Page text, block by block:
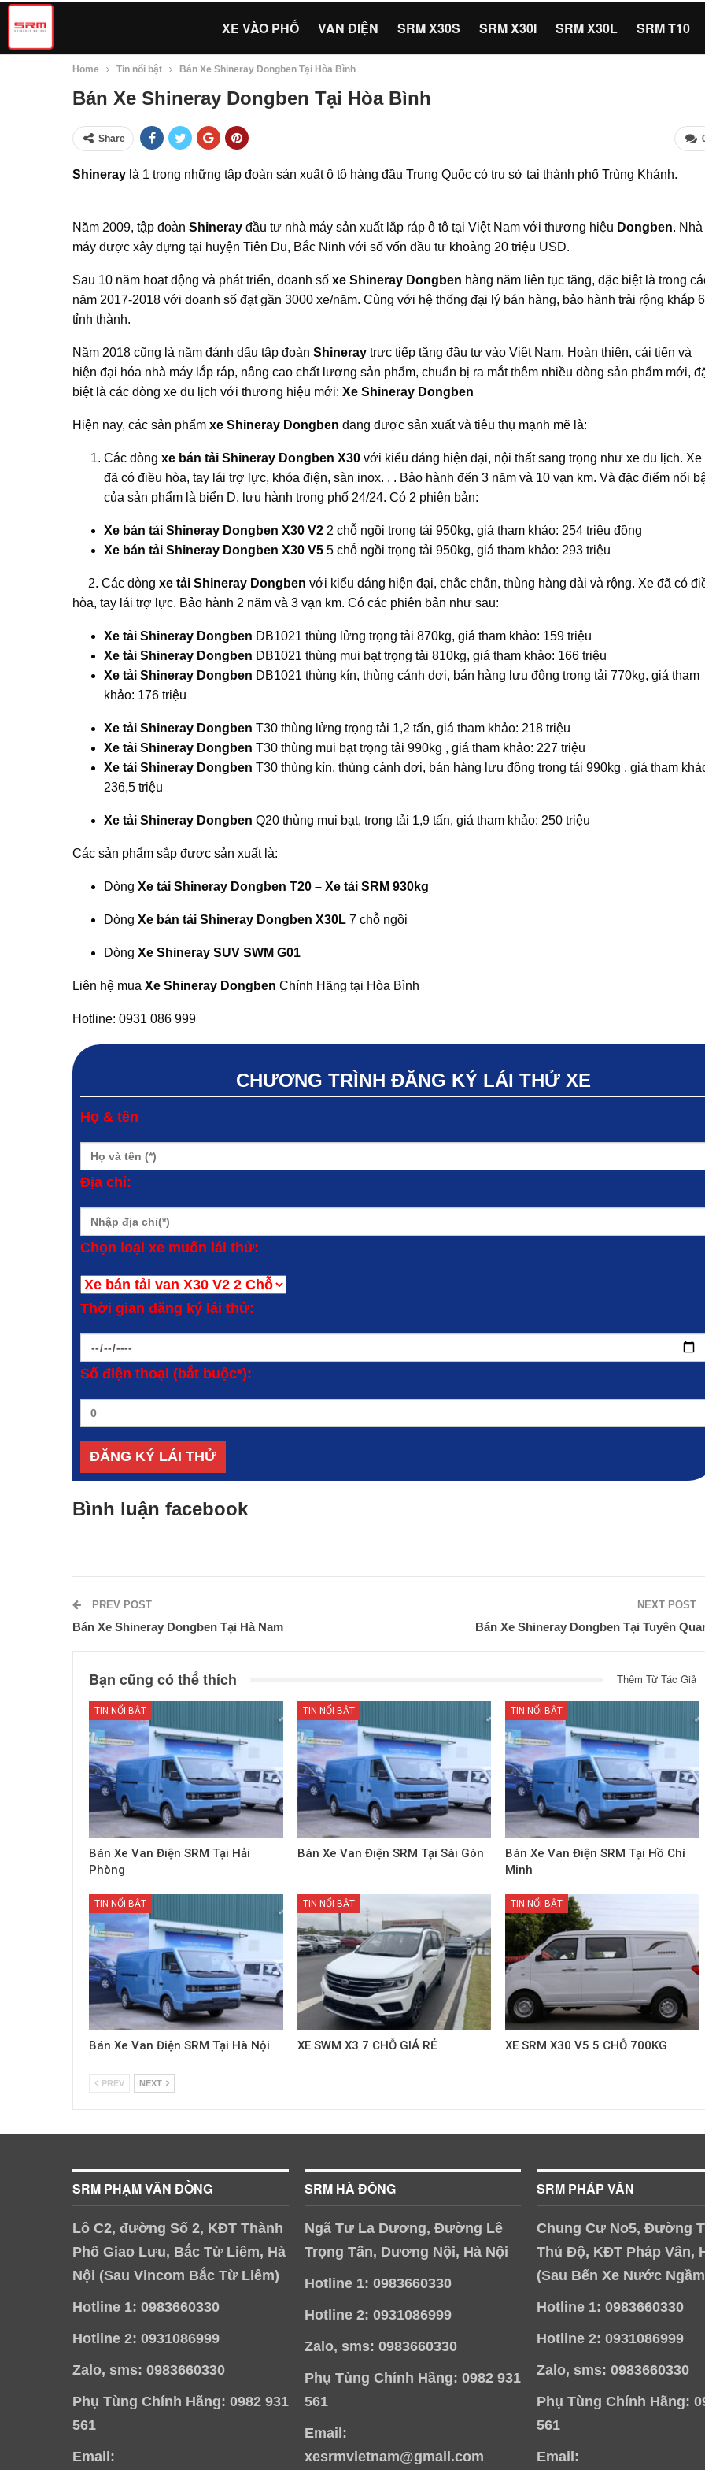
XE VÀO PHỐ VAN ĐIỆN SRM X30S SRM X30I SRM X30L SRM T10
Home Tin nổi bật Bán Xe Shineray Dongben Tại Hòa Bình
Bán Xe Shineray Dongben Tại Hòa Bình
Share
Shineray là 1 trong những tập đoàn sản xuất ô tô hàng đầu Trung Quốc có trụ sở tại thành phố Trùng Khánh.
Năm 2009, tập đoàn Shineray đầu tư nhà máy sản xuất lắp ráp ô tô tại Việt Nam với thương hiệu Dongben. Nhà
máy được xây dựng tại huyện Tiên Du, Bắc Ninh với số vốn đầu tư khoảng 20 triệu USD.
Sau 10 năm hoạt động và phát triển, doanh số xe Shineray Dongben hàng năm liên tục tăng, đặc biệt là trong
năm 2017-2018 với doanh số đạt gần 3000 xe/năm. Cùng với hệ thống đại lý bán hàng, bảo hành trải rộng khắp
tỉnh thành.
Năm 2018 cũng là năm đánh dấu tập đoàn Shineray trực tiếp tăng đầu tư vào Việt Nam. Hoàn thiện, cải tiến và
hiện đại hóa nhà máy lắp ráp, nâng cao chất lượng sản phẩm, chuẩn bị ra mắt thêm nhiều dòng sản phẩm mới,
biệt là các dòng xe du lịch với thương hiệu mới: Xe Shineray Dongben
Hiện nay, các sản phẩm xe Shineray Dongben đang được sản xuất và tiêu thụ mạnh mẽ là:
Các dòng xe bán tải Shineray Dongben X30 với kiểu dáng hiện đại, nội thất sang trọng như xe du lịch. Xe
đã có điều hòa, tay lái trợ lực, khóa điện, sàn inox. . . Bảo hành đến 3 năm và 10 vạn km. Và đặc điểm nổi
của sản phẩm là biển D, lưu hành trong phố 24/24. Có 2 phiên bản:
Xe bán tải Shineray Dongben X30 V2 2 chỗ ngồi trọng tải 950kg, giá tham khảo: 254 triệu đồng
Xe bán tải Shineray Dongben X30 V5 5 chỗ ngồi trọng tải 950kg, giá tham khảo: 293 triệu
2. Các dòng xe tải Shineray Dongben với kiểu dáng hiện đại, chắc chắn, thùng hàng dài và rộng. Xe đã có
hòa, tay lái trợ lực. Bảo hành 2 năm và 3 vạn km. Có các phiên bản như sau:
Xe tải Shineray Dongben DB1021 thùng lửng trọng tải 870kg, giá tham khảo: 159 triệu
Xe tải Shineray Dongben DB1021 thùng mui bạt trọng tải 810kg, giá tham khảo: 166 triệu
Xe tải Shineray Dongben DB1021 thùng kín, thùng cánh dơi, bán hàng lưu động trọng tải 770kg, giá tham
khảo: 176 triệu
Xe tải Shineray Dongben T30 thùng lửng trọng tải 1,2 tấn, giá tham khảo: 218 triệu
Xe tải Shineray Dongben T30 thùng mui bạt trọng tải 990kg , giá tham khảo: 227 triệu
Xe tải Shineray Dongben T30 thùng kín, thùng cánh dơi, bán hàng lưu động trọng tải 990kg , giá tham
236,5 triệu
Xe tải Shineray Dongben Q20 thùng mui bạt, trọng tải 1,9 tấn, giá tham khảo: 250 triệu
Các sản phẩm sắp được sản xuất là:
Dòng Xe tải Shineray Dongben T20 – Xe tải SRM 930kg
Dòng Xe bán tải Shineray Dongben X30L 7 chỗ ngồi
Dòng Xe Shineray SUV SWM G01
Liên hệ mua Xe Shineray Dongben Chính Hãng tại Hòa Bình
Hotline: 0931 086 999
CHƯƠNG TRÌNH ĐĂNG KÝ LÁI THỬ XE
Họ & tên
Địa chỉ:
Chọn loại xe muốn lái thử:
Thời gian đăng ký lái thử:
Số điện thoại (bắt buộc*):
Bình luận facebook
PREV POST
Bán Xe Shineray Dongben Tại Hà Nam
NEXT POST
Bán Xe Shineray Dongben Tại Tuyên
Bạn cũng có thể thích Thêm Từ Tác Giả
TIN NỔI BẬT
Bán Xe Van Điện SRM Tại Hải
Phòng
TIN NỔI BẬT
Bán Xe Van Điện SRM Tại Sài Gòn
TIN NỔI BẬT
Bán Xe Van Điện SRM Tại Hồ Chí
Minh
TIN NỔI BẬT
Bán Xe Van Điện SRM Tại Hà Nội
TIN NỔI BẬT
XE SWM X3 7 CHỖ GIÁ RẺ
TIN NỔI BẬT
XE SRM X30 V5 5 CHỖ 700KG
PREV NEXT
SRM PHẠM VĂN ĐỒNG
Lô C2, đường Số 2, KĐT Thành
Phố Giao Lưu, Bắc Từ Liêm, Hà
Nội (Sau Vincom Bắc Từ Liêm)
Hotline 1: 0983660330
Hotline 2: 0931086999
Zalo, sms: 0983660330
Phụ Tùng Chính Hãng: 0982 931
561
Email:
SRM HÀ ĐÔNG
Ngã Tư La Dương, Đường Lê
Trọng Tấn, Dương Nội, Hà Nội
Hotline 1: 0983660330
Hotline 2: 0931086999
Zalo, sms: 0983660330
Phụ Tùng Chính Hãng: 0982 931
561
Email:
xesrmvietnam@gmail.com
SRM PHÁP VÂN
Chung Cư No5, Đường
Thủ Độ, KĐT Pháp Vân,
(Sau Bến Xe Nước
Hotline 1: 0983660330
Hotline 2: 0931086999
Zalo, sms: 0983660330
Phụ Tùng Chính Hãng:
561
Email: